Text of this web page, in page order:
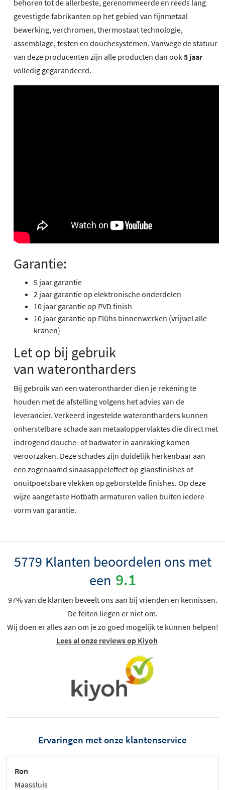
behoren tot de allerbeste, gerenommeerde en reeds lang
gevestigde fabrikanten op het gebied van fijnmetaal
bewerking, verchromen, thermostaat technologie,
assemblage, testen en douchesystemen. Vanwege de statuur
van deze producenten zijn alle producten dan ook5 jaar
volledig gegarandeerd.
Garantie:
5 jaar garantie
2 jaar garantie op elektronische onderdelen
10 jaar garantie op PVD finish
10 jaar garantie op Flühs binnenwerken (vrijwel alle
kranen)
Let op bij gebruik
van waterontharders
Bij gebruik van een waterontharder dien je rekening te
houden met de afstelling volgens het advies van de
leverancier. Verkeerd ingestelde waterontharders kunnen
onherstelbare schade aan metaaloppervlaktes die direct met
indrogend douche- of badwater in aanraking komen
veroorzaken. Deze schades zijn duidelijk herkenbaar aan
een zogenaamd sinaasappeleffect op glansfinishes of
onuitpoetsbare vlekken op geborstelde finishes. Op deze
wijze aangetaste Hotbath armaturen vallen buiten iedere
vorm van garantie.
5779 Klanten beoordelen ons met
een 9.1
97% van de klanten beveelt ons aan bij vrienden en kennissen.
De feiten liegen er niet om.
Wij doen er alles aan om je zo goed mogelijk te kunnen helpen!
Lees al onze reviews op Kiyoh
Ervaringen met onze klantenservice
Ron
Maassluis